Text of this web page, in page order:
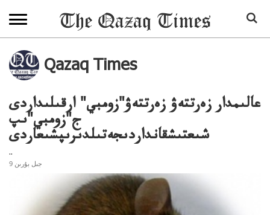
Qazaq Times
عالىمدار زەرتتەۋ زەرتتەۋ"زومبي" ارقىلىداردى
ج"زومبي"ىپ
شىعتىشقانداردىجەتىلدىرىپشىعاردى
..
9 جىل بۇرىن